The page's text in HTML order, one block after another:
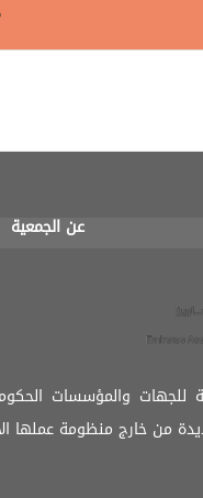
عن الجمعية
للجهات والمؤسسات
من خارج منظومة عملها